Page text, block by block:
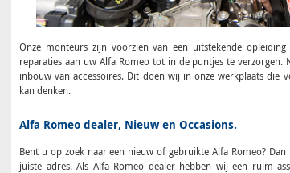
Onze monteurs zijn voorzien van een uitstekende
reparaties aan uw Alfa Romeo tot in de puntjes te
inbouw van accessoires. Dit doen wij in onze werkplaats die
kan denken.
Alfa Romeo dealer, Nieuw en Occasions.
Bent u op zoek naar een nieuw of gebruikte Alfa Romeo?
juiste adres. Als Alfa Romeo dealer hebben wij een ruim